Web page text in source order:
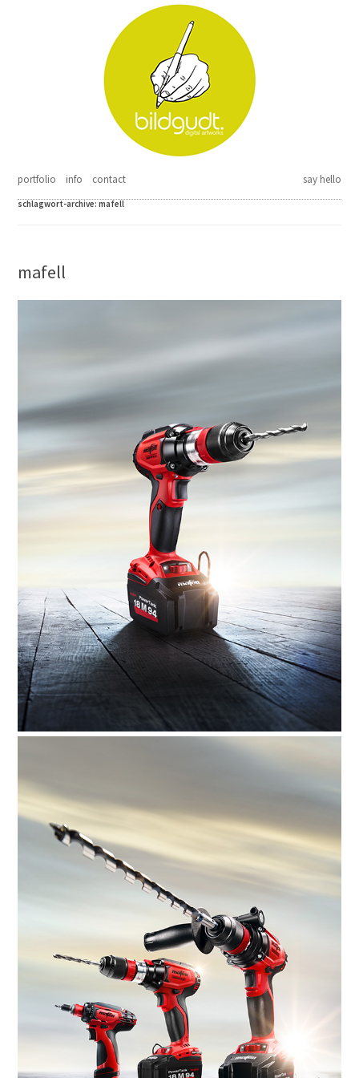
portfolio info contact say hello
schlagwort-archive:mafell
mafell